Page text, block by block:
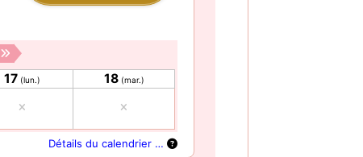
17 (lun.) 18 (mar.)
Détails du calendrier …